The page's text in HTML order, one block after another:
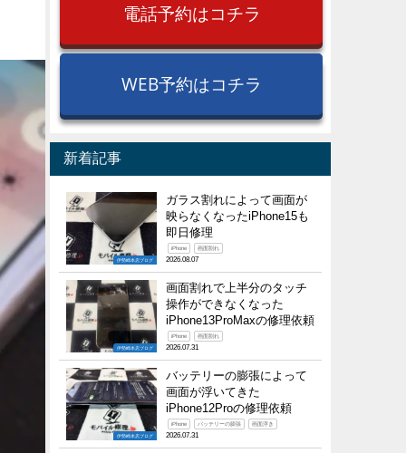
電話予約はコチラ
WEB予約はコチラ
新着記事
伊勢崎本店ブログ
ガラス割れによって画面が
映らなくなったiPhone15も
即日修理
iPhone 画面割れ
2026.08.07
伊勢崎本店ブログ
画面割れで上半分のタッチ
操作ができなくなった
iPhone13ProMaxの修理依頼
iPhone 画面割れ
2026.07.31
伊勢崎本店ブログ
バッテリーの膨張によって
画面が浮いてきた
iPhone12Proの修理依頼
iPhone バッテリーの膨張 画面浮き
2026.07.31